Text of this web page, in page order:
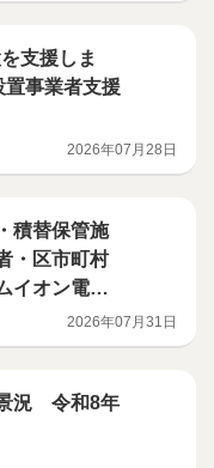
支援しま
2026年07月28日
積替保管施
・区市町村
イオン電池
援します
検知機等の
2026年07月31日
況 令和8年